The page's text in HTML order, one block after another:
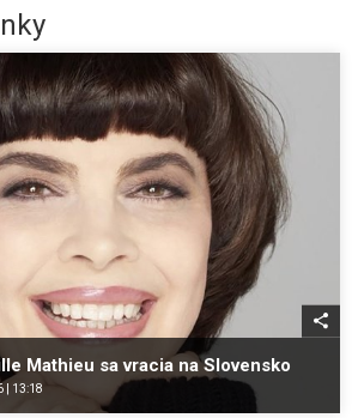
Mathieu sa vracia na Slovensko
| 13:18